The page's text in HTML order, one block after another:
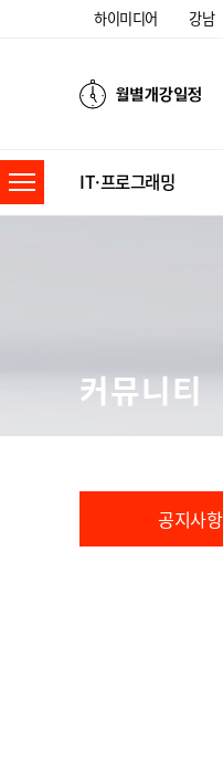
하이미디어 강남
IT·프로그래밍
커뮤니티
공지사항